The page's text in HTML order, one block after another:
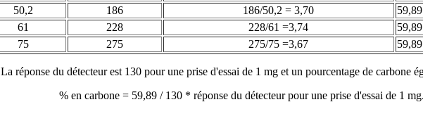
50,2
186 186/50,2 = 3,70
61
228 228/61 =3,74
75
275 275/75 =3,67
La réponse du détecteur est 130 pour une prise d'essai de 1 mg et un pourcentage de carbone
% en carbone = 59,89 / 130 * réponse du détecteur pour une prise d'essai de 1 mg.